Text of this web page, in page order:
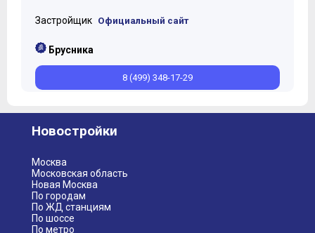
16
18
19
21
Застройщик Официальный сайт
Брусника
8 (499) 348-17-29
Новостройки
Москва
Московская область
Новая Москва
По городам
По ЖД станциям
По шоссе
По метро